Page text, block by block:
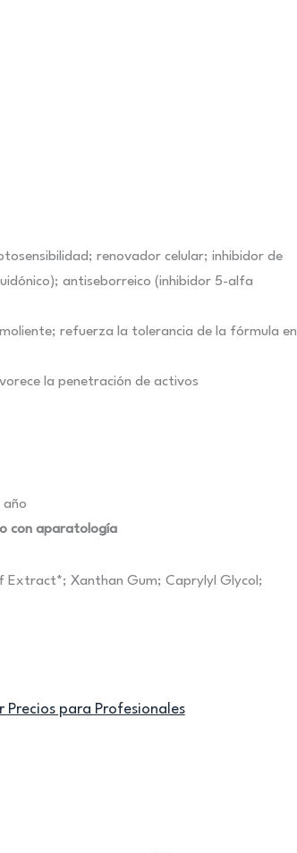
renovador celular; inhibidor de
antiseborreico (inhibidor 5-alfa
refuerza la tolerancia de la fórmula en
la penetración de activos
año
con aparatología
Extract*; Xanthan Gum; Caprylyl Glycol;
Precios para Profesionales